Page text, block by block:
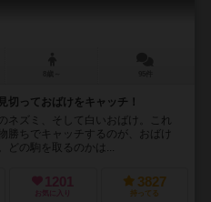
っておばけをキャッチ！
ネズミ、そして白いおばけ。これ
勝ちでキャッチするのが、おばけ
どの駒を取るのかは...
1201
お気に入り
3827
持ってる